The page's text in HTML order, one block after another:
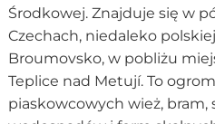
Środkowej. Znajduje się w
Czechach, niedaleko
Broumovsko, w pobliżu
Teplice nad Metují. To
piaskowcowych wież, bram,